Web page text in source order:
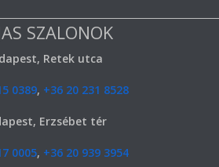
SZALONOK
Retek utca
0389, +36 20 231 8528
Erzsébet tér
0005, +36 20 939 3954